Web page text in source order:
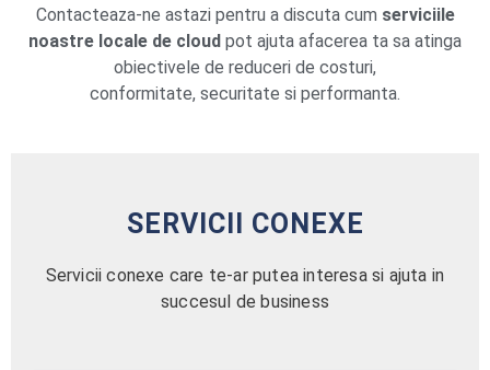
Contacteaza-ne astazi pentru a discuta cum serviciile
noastre locale de cloud pot ajuta afacerea ta sa atinga
obiectivele de reduceri de costuri,
conformitate, securitate si performanta.
SERVICII CONEXE
Servicii conexe care te-ar putea interesa si ajuta in
succesul de business